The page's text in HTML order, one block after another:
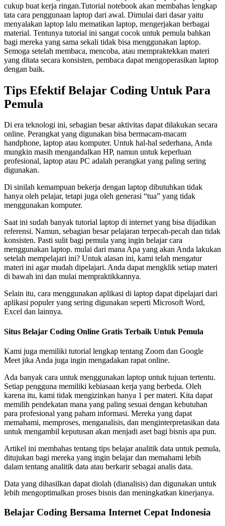
cukup buat kerja ringan.Tutorial notebook akan membahas lengkap
tata cara penggunaan laptop dari awal. Dimulai dari dasar yaitu
menyalakan laptop lalu mematikan laptop, mengerjakan berbagai
material. Tentunya tutorial ini sangat cocok untuk pemula bahkan
bagi mereka yang sama sekali tidak bisa menggunakan laptop.
Semoga setelah membaca, mencoba, atau mempraktekkan materi
yang ditata secara konsisten, pembaca dapat mengoperasikan laptop
dengan baik.
Tips Efektif Belajar Coding Untuk Para
Pemula
Di era teknologi ini, sebagian besar aktivitas dapat dilakukan secara
online. Perangkat yang digunakan bisa bermacam-macam
handphone, laptop atau komputer. Untuk hal-hal sederhana, Anda
mungkin masih mengandalkan HP, namun untuk keperluan
profesional, laptop atau PC adalah perangkat yang paling sering
digunakan.
Di sinilah kemampuan bekerja dengan laptop dibutuhkan tidak
hanya oleh pelajar, tetapi juga oleh generasi “tua” yang tidak
menggunakan komputer.
Saat ini sudah banyak tutorial laptop di internet yang bisa dijadikan
referensi. Namun, sebagian besar pelajaran terpecah-pecah dan tidak
konsisten. Pasti sulit bagi pemula yang ingin belajar cara
menggunakan laptop. mulai dari mana Apa yang akan Anda lakukan
setelah mempelajari ini? Untuk alasan ini, kami telah mengatur
materi ini agar mudah dipelajari. Anda dapat mengklik setiap materi
di bawah ini dan mulai mempraktikkannya.
Selain itu, cara menggunakan aplikasi di laptop dapat dipelajari dari
aplikasi populer yang sering digunakan seperti Microsoft Word,
Excel dan lainnya.
Situs Belajar Coding Online Gratis Terbaik Untuk Pemula
Kami juga memiliki tutorial lengkap tentang Zoom dan Google
Meet jika Anda juga ingin mengadakan rapat online.
Ada banyak cara untuk menggunakan laptop untuk tujuan tertentu.
Setiap pengguna memiliki kebiasaan kerja yang berbeda. Oleh
karena itu, kami tidak mengizinkan hanya 1 per materi. Kita dapat
memilih pendekatan mana yang paling sesuai dengan kebutuhan
para profesional yang paham informasi. Mereka yang dapat
memahami, memproses, menganalisis, dan menginterpretasikan data
untuk mengambil keputusan akan menjadi aset bagi bisnis apa pun.
Artikel ini membahas tentang tips belajar analitik data untuk pemula,
ditujukan bagi mereka yang ingin belajar dan memahami lebih
dalam tentang analitik data atau berkarir sebagai analis data.
Data yang dihasilkan dapat diolah (dianalisis) dan digunakan untuk
lebih mengoptimalkan proses bisnis dan meningkatkan kinerjanya.
Belajar Coding Bersama Internet Cepat Indonesia